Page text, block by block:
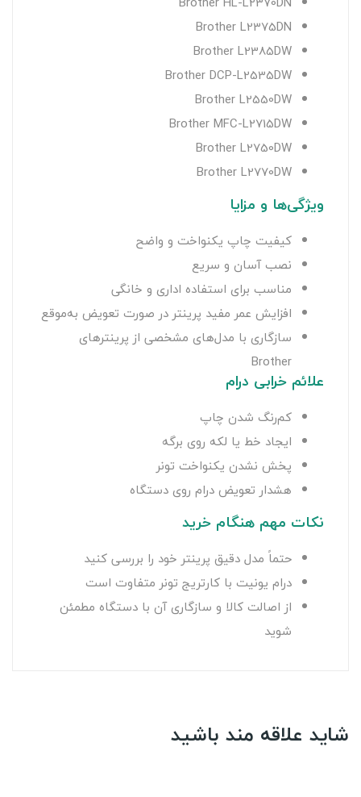
Brother L2375DN
Brother L2385DW
Brother DCP-L2535DW
Brother L2550DW
Brother MFC-L2715DW
Brother L2750DW
Brother L2770DW
ویژگی‌ها و مزایا
کیفیت چاپ یکنواخت و واضح
نصب آسان و سریع
مناسب برای استفاده اداری و خانگی
افزایش عمر مفید پرینتر در صورت تعویض به‌موقع
سازگاری با مدل‌های مشخصی از پرینترهای
Brother
علائم خرابی درام
کم‌رنگ شدن چاپ
ایجاد خط یا لکه روی برگه
پخش نشدن یکنواخت تونر
هشدار تعویض درام روی دستگاه
نکات مهم هنگام خرید
حتماً مدل دقیق پرینتر خود را بررسی کنید
درام یونیت با کارتریج تونر متفاوت است
از اصالت کالا و سازگاری آن با دستگاه مطمئن
شوید
شاید علاقه مند باشید